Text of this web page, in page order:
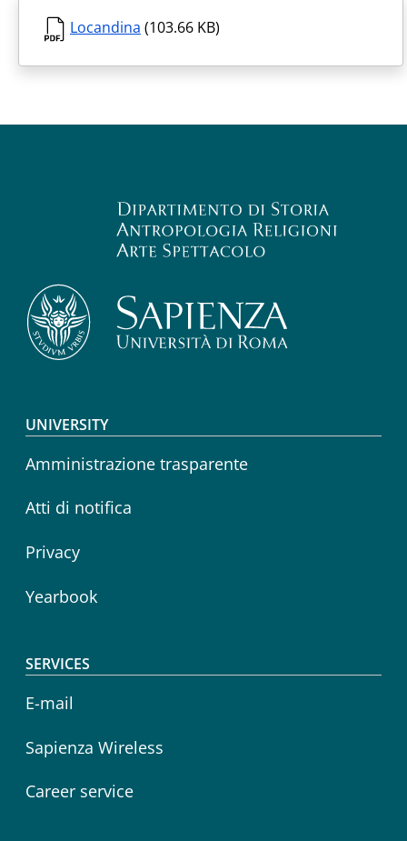
Locandina (103.66 KB)
Footer menu
UNIVERSITY
Amministrazione trasparente
Atti di notifica
Privacy
Yearbook
SERVICES
E-mail
Sapienza Wireless
Career service